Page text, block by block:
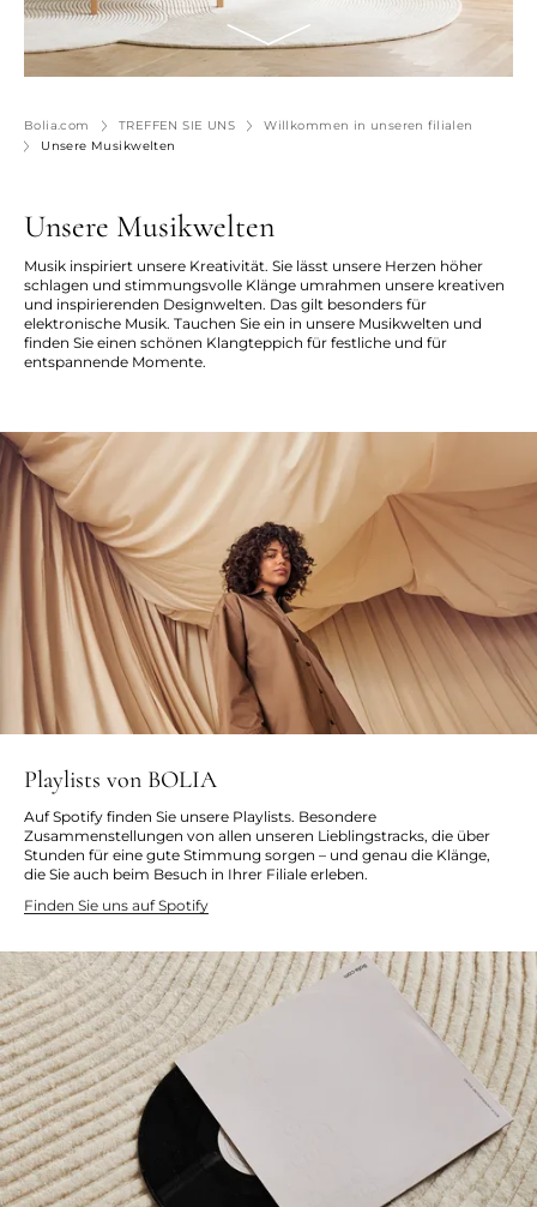
Bolia.com TREFFEN SIE UNS
Willkommen in unseren filialen
Unsere Musikwelten
Unsere Musikwelten
Musik inspiriert unsere Kreativität. Sie lässt unsere Herzen höher
schlagen und stimmungsvolle Klänge umrahmen unsere kreativen
und inspirierenden Designwelten. Das gilt besonders für
elektronische Musik. Tauchen Sie ein in unsere Musikwelten und
finden Sie einen schönen Klangteppich für festliche und für
entspannende Momente.
Playlists von BOLIA
Auf Spotify finden Sie unsere Playlists. Besondere
Zusammenstellungen von allen unseren Lieblingstracks, die über
Stunden für eine gute Stimmung sorgen – und genau die Klänge,
die Sie auch beim Besuch in Ihrer Filiale erleben.
Finden Sie uns auf Spotify